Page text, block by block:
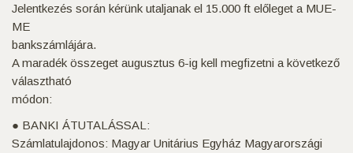
Jelentkezés során kérünk utaljanak el 15.000 ft előleget a MUE-
ME
bankszámlájára.
A maradék összeget augusztus 6-ig kell megfizetni a következő
választható
módon:
● BANKI ÁTUTALÁSSAL:
Számlatulajdonos: Magyar Unitárius Egyház Magyarországi